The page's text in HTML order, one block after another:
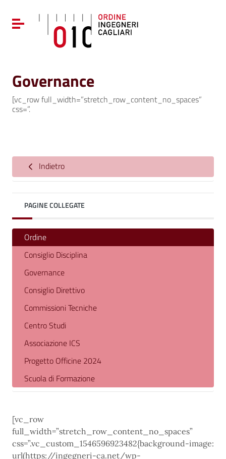
Vai al menu di navigazione
Vai al footer
Attiva / disattiva la navigazione
Governance
[vc_row full_width=”stretch_row_content_no_spaces”
css=”.
Indietro
PAGINE COLLEGATE
Ordine
Consiglio Disciplina
Governance
Consiglio Direttivo
Commissioni Tecniche
Centro Studi
Associazione ICS
Progetto Officine 2024
Scuola di Formazione
[vc_row
full_width=”stretch_row_content_no_spaces”
css=”.vc_custom_1546596923482{background-image:
url(https://ingegneri-ca.net/wp-